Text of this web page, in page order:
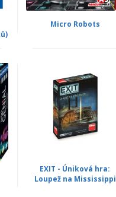
Micro Robots
EXIT - Úniková hra:
Loupež na Mississippi